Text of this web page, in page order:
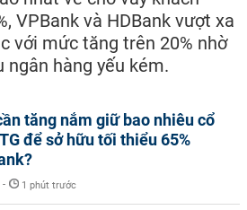
VPBank và HDBank vượt xa
với mức tăng trên 20% nhờ
hàng yếu kém.
tăng nắm giữ bao nhiêu cổ
để sở hữu tối thiểu 65%
- 1 phút trước